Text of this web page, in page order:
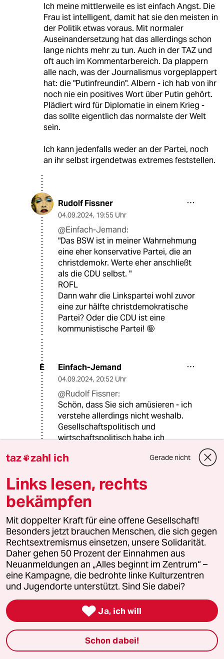
Ich meine mittlerweile es ist einfach Angst. Die
Frau ist intelligent, damit hat sie den meisten in
der Politik etwas voraus. Mit normaler
Auseinandersetzung hat das allerdings schon
lange nichts mehr zu tun. Auch in der TAZ und
oft auch im Kommentarbereich. Da plappern
alle nach, was der Journalismus vorgeplappert
hat: die "Putinfreundin". Albern - ich hab von ihr
noch nie ein positives Wort über Putin gehört.
Plädiert wird für Diplomatie in einem Krieg -
das sollte eigentlich das normalste der Welt
sein.
Ich kann jedenfalls weder an der Partei, noch
an ihr selbst irgendetwas extremes feststellen.
Rudolf Fissner
04.09.2024, 19:55 Uhr
@Einfach-Jemand:
"Das BSW ist in meiner Wahrnehmung
eine eher konservative Partei, die an
christdemokr. Werte eher anschließt
als die CDU selbst. "
ROFL
Dann wahr die Linkspartei wohl zuvor
eine zur hälfte christdemokratische
Partei? Oder die CDU ist eine
kommunistische Partei! 🤪
E Einfach-Jemand
04.09.2024, 20:52 Uhr
@Rudolf Fissner:
Schön, dass Sie sich amüsieren - ich
verstehe allerdings nicht weshalb.
Gesellschaftspolitisch und
wirtschaftspolitisch habe ich
jetzt verkehrt sein? Sie können mir ja
erklären, wo sie da
"kommunistisches" drin finden wollen
und weshalb die dort vertretenen
Ansichten nicht gesellschaftlich, wie
wirtschaftlich "bewahrend" formuliert
und angelegt sein sollen -
konservativ eben. Das fängt bei
Wirtschaftspolitik an, geht über
Energie und Schulpolitik und findet
bei Klima- und Migrationspolitik den
traurigen Abschluss. Ich finde das
Programm an den meisten Stellen
schlecht, nicht, dass mir hier einer
verkehrte Sympathien unterstellt --
was ich anmerke ist dieser
desaströse Umgang mit dieser
taz zahl ich Gerade nicht
Links lesen, rechts
bekämpfen
Mit doppelter Kraft für eine offene Gesellschaft!
Besonders jetzt brauchen Menschen, die sich gegen
Rechtsextremismus einsetzen, unsere Solidarität.
Daher gehen 50 Prozent der Einnahmen aus
Neuanmeldungen an „Alles beginnt im Zentrum“ –
eine Kampagne, die bedrohte linke Kulturzentren
und Jugendorte unterstützt. Sind Sie dabei?
 Ja, ich will
Schon dabei!